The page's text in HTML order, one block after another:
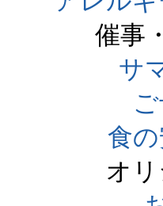
催事
サ
食
オ